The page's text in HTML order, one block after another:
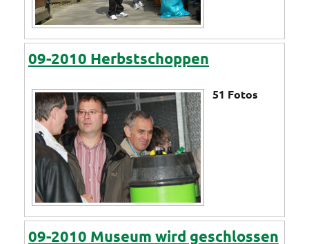
09-2010 Herbstschoppen
51 Fotos
09-2010 Museum wird geschlossen